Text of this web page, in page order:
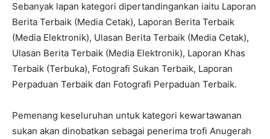
Sebanyak lapan kategori dipertandingankan iaitu Laporan
Berita Terbaik (Media Cetak), Laporan Berita Terbaik
(Media Elektronik), Ulasan Berita Terbaik (Media Cetak),
Ulasan Berita Terbaik (Media Elektronik), Laporan Khas
Terbaik (Terbuka), Fotografi Sukan Terbaik, Laporan
Perpaduan Terbaik dan Fotografi Perpaduan Terbaik.
Pemenang keseluruhan untuk kategori kewartawanan
sukan akan dinobatkan sebagai penerima trofi Anugerah